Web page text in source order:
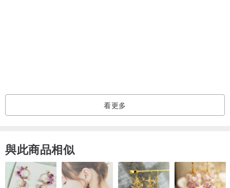
【保存方法】
-如果永生花花瓣因潮濕出現透明狀況時，可以用除濕機除溼即可恢
復。
-如果累積灰塵可用軟毛刷或吹風機弱速冷風輕輕將灰塵去除。
看更多
與此商品相似